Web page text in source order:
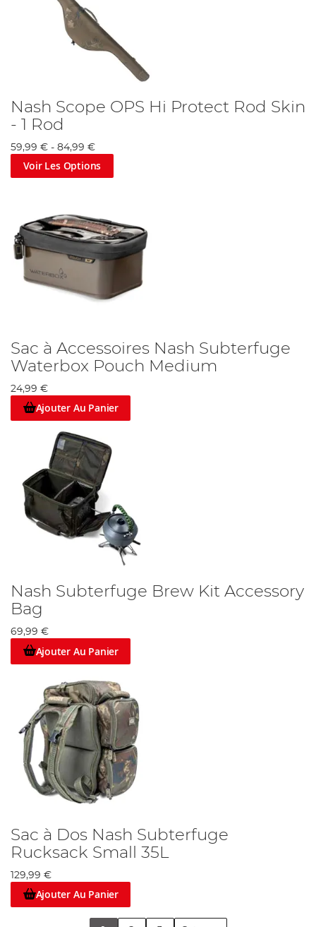
Nash Scope OPS Hi Protect Rod Skin
- 1 Rod
59,99 € - 84,99 €
Voir Les Options
Sac à Accessoires Nash Subterfuge
Waterbox Pouch Medium
24,99 €
Ajouter Au Panier
Nash Subterfuge Brew Kit Accessory
Bag
69,99 €
Ajouter Au Panier
Sac à Dos Nash Subterfuge
Rucksack Small 35L
129,99 €
Ajouter Au Panier